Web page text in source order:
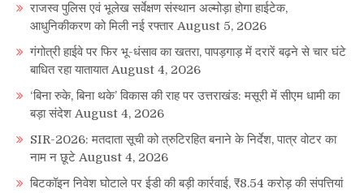
राजस्व पुलिस एवं भूलेख सर्वेक्षण संस्थान अल्मोड़ा होगा हाईटेक,
आधुनिकीकरण को मिली नई रफ्तार August 5, 2026
गंगोत्री हाईवे पर फिर भू-धंसाव का खतरा, पापड़गाड़ में दरारें बढ़ने से चार घंटे
बाधित रहा यातायात August 4, 2026
‘बिना रुके, बिना थके’ विकास की राह पर उत्तराखंड: मसूरी में सीएम धामी का
बड़ा संदेश August 4, 2026
SIR-2026: मतदाता सूची को त्रुटिरहित बनाने के निर्देश, पात्र वोटर का
नाम न छूटे August 4, 2026
बिटकॉइन निवेश घोटाले पर ईडी की बड़ी कार्रवाई, ₹8.54 करोड़ की संपत्तियां